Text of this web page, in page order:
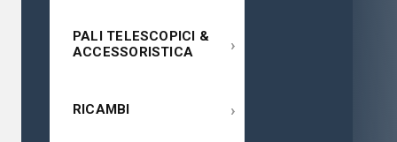
PALI TELESCOPICI &
ACCESSORISTICA
›
RICAMBI ›